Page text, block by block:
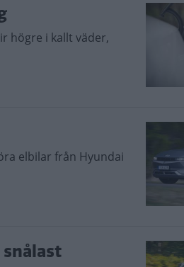
högre i kallt väder,
elbilar från Hyundai